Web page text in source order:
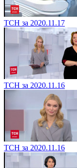
ТСН за 2020.11.17
ТСН за 2020.11.16
ТСН за 2020.11.16